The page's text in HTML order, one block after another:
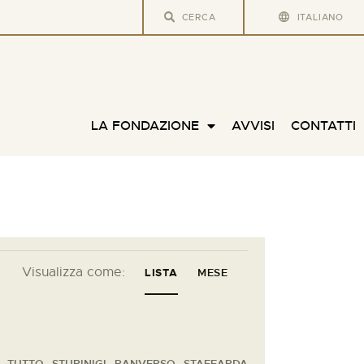
ITALIANO
LA FONDAZIONE AVVISI CONTATTI
E
n
Visualizza come: LISTA MESE